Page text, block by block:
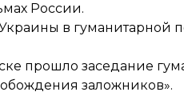
России.
в гуманитарной
прошло заседание
заложников».